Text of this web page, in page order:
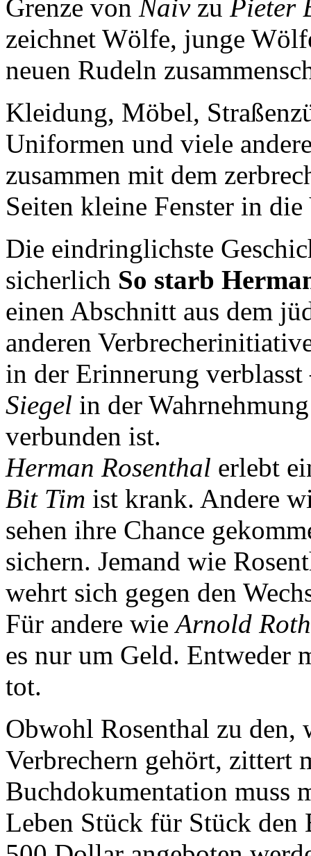
Grenze von Naivzu Pieter
zeichnet Wölfe, junge
neuen Rudeln
Kleidung, Möbel,
Uniformen und viele
zusammen mit dem
Seiten kleine Fenster in die
Die eindringlichste
sicherlich So starb
einen Abschnitt aus dem
anderen
in der Erinnerung
Siegel in der
verbunden ist.
Herman Rosenthal erlebt
Bit Tim ist krank. Andere
sehen ihre Chance
sichern. Jemand wie
wehrt sich gegen den
Für andere wieArnold
es nur um Geld. Entweder
tot.
Obwohl Rosenthal zu den,
Verbrechern gehört, zittert
Buchdokumentation muss
Leben Stück für Stück den